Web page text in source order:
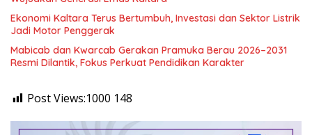
Ekonomi Kaltara Terus Bertumbuh, Investasi dan Sektor Listrik
Jadi Motor Penggerak
Mabicab dan Kwarcab Gerakan Pramuka Berau 2026–2031
Resmi Dilantik, Fokus Perkuat Pendidikan Karakter
Post Views:1000 148